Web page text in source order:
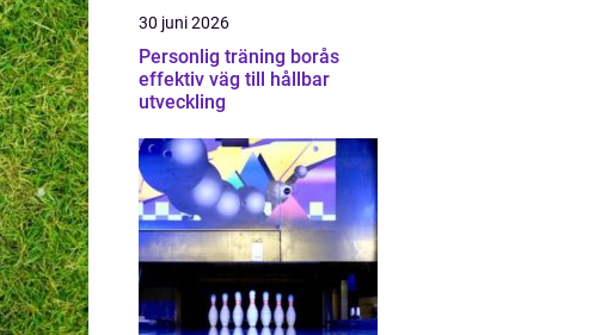
30 juni 2026
Personlig träning borås
effektiv väg till hållbar
utveckling